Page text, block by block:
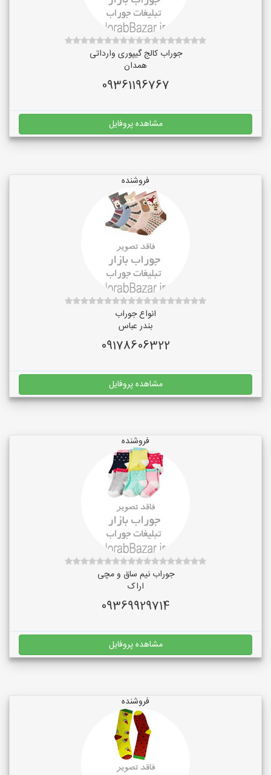
جوراب کالج گیپوری وارداتی
همدان
09361196767
مشاهده پروفایل
فروشنده
انواع جوراب
بندر عباس
09178606322
مشاهده پروفایل
فروشنده
جوراب نیم ساق و مچی
اراک
09369929714
مشاهده پروفایل
فروشنده